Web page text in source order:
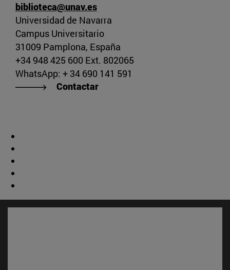
biblioteca@unav.es
Universidad de Navarra
Campus Universitario
31009 Pamplona, España
+34 948 425 600 Ext. 802065
WhatsApp: + 34 690 141 591
Contactar